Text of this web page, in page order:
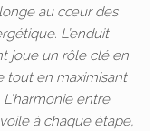
au cœur des
L’enduit
joue un rôle clé en
tout en maximisant
entre
à chaque étape,